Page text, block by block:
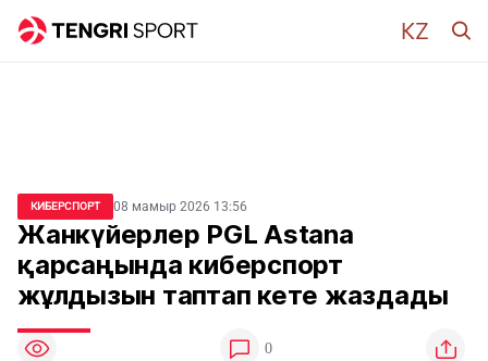
КИБЕРСПОРТ 08 мамыр 2026 13:56
Жанкүйерлер PGL Astana
қарсаңында киберспорт
жұлдызын таптап кете жаздады
0